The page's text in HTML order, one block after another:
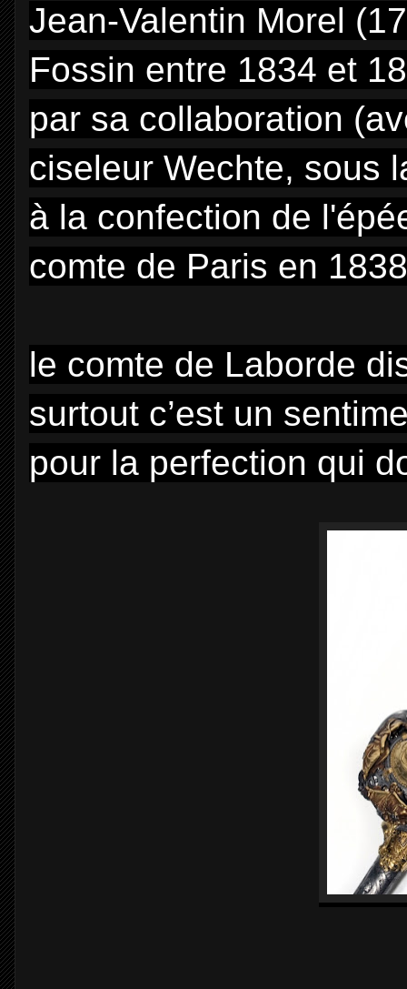
Jean-Valentin Morel
Fossin entre 1834 et
par sa collaboration
ciseleur Wechte, sous
à la confection de
comte de Paris en
le comte de Laborde
surtout c’est un
pour la perfection qui